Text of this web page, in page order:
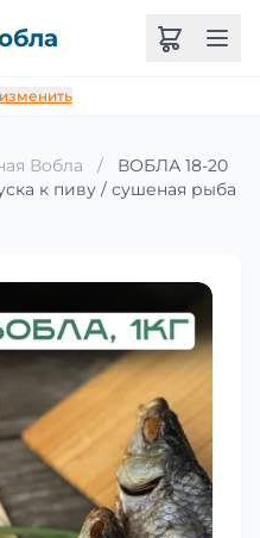
изменить
Вобла /
ВОБЛА 18-20
к пиву / сушеная рыба